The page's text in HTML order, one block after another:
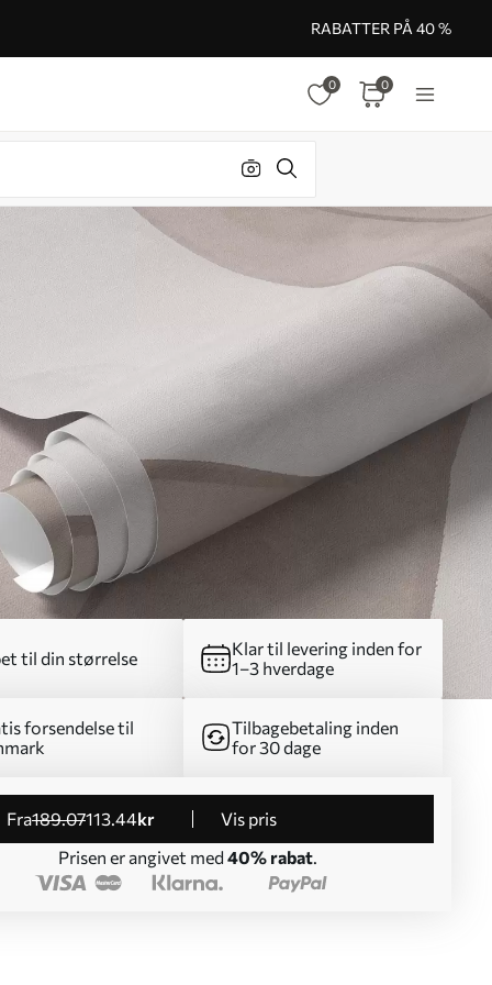
RABATTER PÅ 40 %
0 0
til din størrelse
Klar til levering inden for
1–3 hverdage
forsendelse til
Tilbagebetaling inden
for 30 dage
fra189.07113.44kr
Vis pris
Prisen er angivet med 40% rabat.